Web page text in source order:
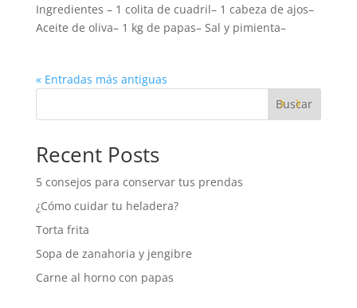
Ingredientes – 1 colita de cuadril– 1 cabeza de ajos–
Aceite de oliva– 1 kg de papas– Sal y pimienta–
« Entradas más antiguas
Buscar
Recent Posts
5 consejos para conservar tus prendas
¿Cómo cuidar tu heladera?
Torta frita
Sopa de zanahoria y jengibre
Carne al horno con papas